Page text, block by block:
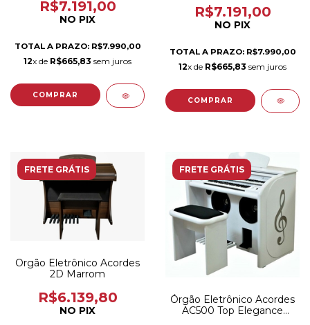
R$7.191,00
NO PIX
TOTAL A PRAZO: R$7.990,00
12x de R$665,83 sem juros
R$7.191,00
NO PIX
TOTAL A PRAZO: R$7.990,00
12x de R$665,83 sem juros
FRETE GRÁTIS
Orgão Eletrônico Acordes
2D Marrom
R$6.139,80
NO PIX
FRETE GRÁTIS
Órgão Eletrônico Acordes
AC500 Top Elegance